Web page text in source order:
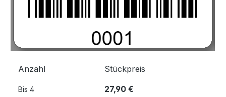
Anzahl Stückpreis
Bis 4 27,90 €